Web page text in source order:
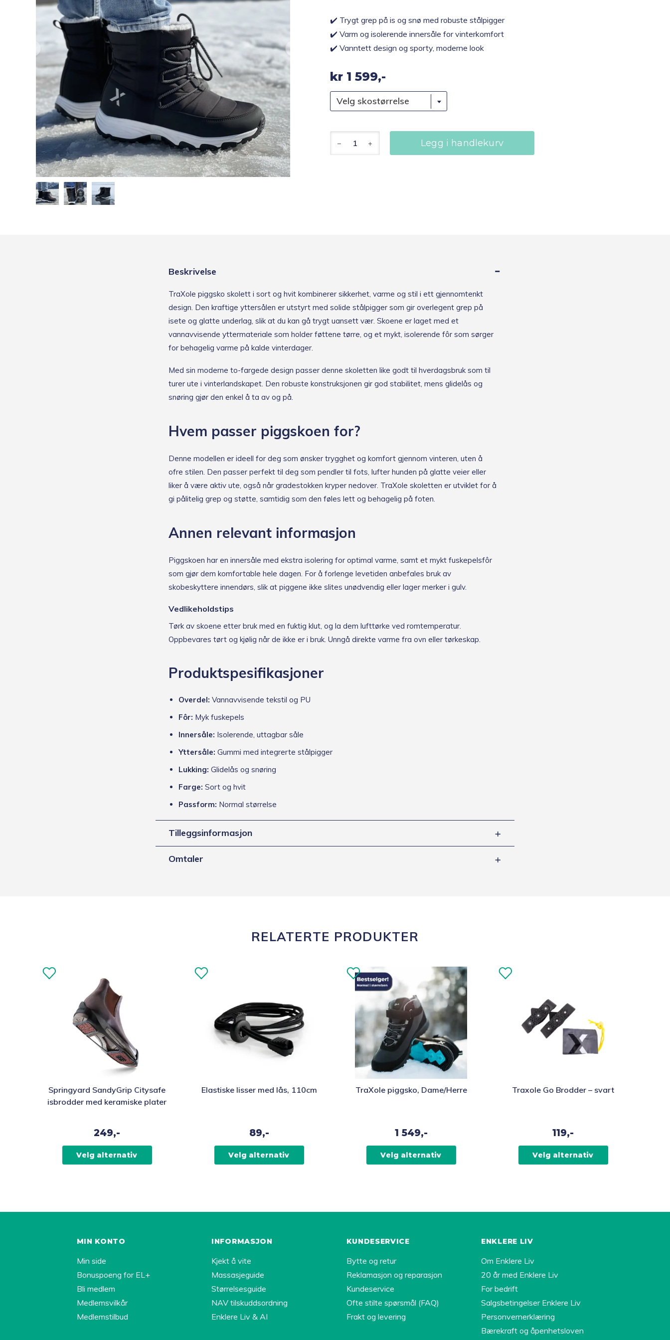
Hjelpemidler
Kjæledyr 🐶
Reservedeler
✔️ Trygt grep på is og snø med robuste stålpigger
✔️ Varm og isolerende innersåle for vinterkomfort
✔️ Vanntett design og sporty, moderne look
kr 1 599,-
Velg skostørrelse
piggsko
skolett
Legg i handlekurv
Beskrivelse
TraXole piggsko skolett i sort og hvit kombinerer sikkerhet, varme og stil i ett gjennomtenkt
design. Den kraftige yttersålen er utstyrt med solide stålpigger som gir overlegent grep på
isete og glatte underlag, slik at du kan gå trygt uansett vær. Skoene er laget med et
vannavvisende yttermateriale som holder føttene tørre, og et mykt, isolerende fôr som sørger
for behagelig varme på kalde vinterdager.
Med sin moderne to-fargede design passer denne skoletten like godt til hverdagsbruk som til
turer ute i vinterlandskapet. Den robuste konstruksjonen gir god stabilitet, mens glidelås og
snøring gjør den enkel å ta av og på.
Hvem passer piggskoen for?
Denne modellen er ideell for deg som ønsker trygghet og komfort gjennom vinteren, uten å
ofre stilen. Den passer perfekt til deg som pendler til fots, lufter hunden på glatte veier eller
liker å være aktiv ute, også når gradestokken kryper nedover. TraXole skoletten er utviklet for å
gi pålitelig grep og støtte, samtidig som den føles lett og behagelig på foten.
Annen relevant informasjon
Piggskoen har en innersåle med ekstra isolering for optimal varme, samt et mykt fuskepelsfôr
som gjør dem komfortable hele dagen. For å forlenge levetiden anbefales bruk av
skobeskyttere innendørs, slik at piggene ikke slites unødvendig eller lager merker i gulv.
Vedlikeholdstips
Tørk av skoene etter bruk med en fuktig klut, og la dem lufttørke ved romtemperatur.
Oppbevares tørt og kjølig når de ikke er i bruk. Unngå direkte varme fra ovn eller tørkeskap.
Produktspesifikasjoner
Overdel: Vannavvisende tekstil og PU
Fôr: Myk fuskepels
Innersåle: Isolerende, uttagbar såle
Yttersåle: Gummi med integrerte stålpigger
Lukking: Glidelås og snøring
Farge: Sort og hvit
Passform: Normal størrelse
Tilleggsinformasjon
Omtaler
RELATERTE PRODUKTER
Springyard SandyGrip Citysafe
isbrodder med keramiske plater
249,-
Velg alternativ
Dette
produktet
Alternativene
Elastiske lisser med lås, 110cm
89,-
Velg alternativ
Dette
Alternativene
TraXole piggsko, Dame/Herre
1 549,-
Velg alternativ
Dette
Alternativene
Traxole Go Brodder – svart
119,-
Velg alternativ
Dette
Alternativene
MIN KONTO
Min side
Bonuspoeng for EL+
Bli medlem
Medlemsvilkår
Medlemstilbud
INFORMASJON
Kjekt å vite
Massasjeguide
Størrelsesguide
NAV tilskuddsordning
Enklere Liv & AI
KUNDESERVICE
Bytte og retur
Reklamasjon og reparasjon
Kundeservice
Ofte stilte spørsmål (FAQ)
Frakt og levering
ENKLERE LIV
Om Enklere Liv
20 år med Enklere Liv
For bedrift
Salgsbetingelser Enklere Liv
Personvernerklæring
Bærekraft og åpenhetsloven